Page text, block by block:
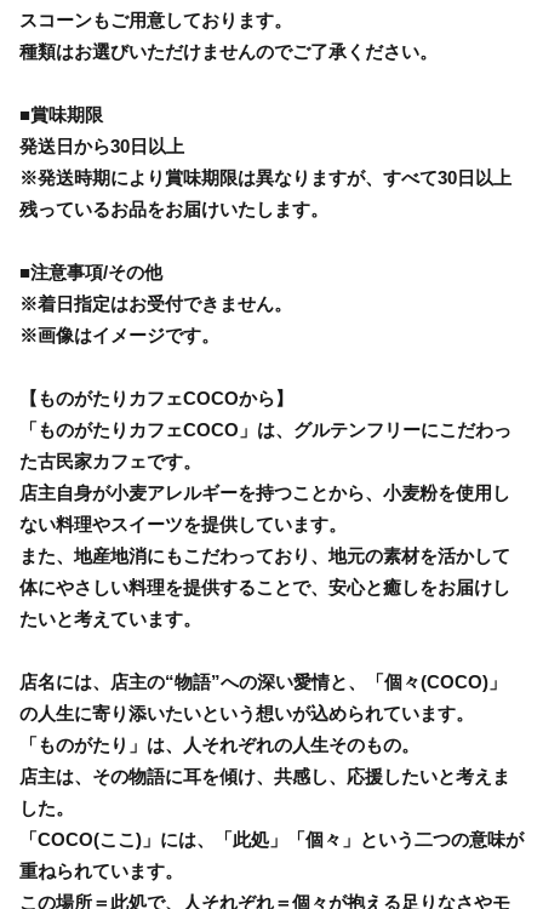
スコーンもご用意しております。
種類はお選びいただけませんのでご了承ください。
■賞味期限
発送日から30日以上
※発送時期により賞味期限は異なりますが、すべて30日以上
残っているお品をお届けいたします。
■注意事項/その他
※着日指定はお受付できません。
※画像はイメージです。
【ものがたりカフェCOCOから】
「ものがたりカフェCOCO」は、グルテンフリーにこだわっ
た古民家カフェです。
店主自身が小麦アレルギーを持つことから、小麦粉を使用し
ない料理やスイーツを提供しています。
また、地産地消にもこだわっており、地元の素材を活かして
体にやさしい料理を提供することで、安心と癒しをお届けし
たいと考えています。
店名には、店主の“物語”への深い愛情と、「個々(COCO)」
の人生に寄り添いたいという想いが込められています。
「ものがたり」は、人それぞれの人生そのもの。
店主は、その物語に耳を傾け、共感し、応援したいと考えま
した。
「COCO(ここ)」には、「此処」「個々」という二つの意味が
重ねられています。
この場所＝此処で、人それぞれ＝個々が抱える足りなさやモ